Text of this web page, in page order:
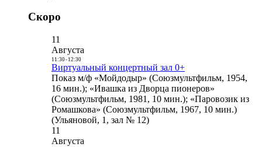
Скоро
11
Августа
11:30- 12:30
Виртуальный концертный зал 0+
Показ м/ф «Мойдодыр» (Союзмультфильм, 1954,
16 мин.); «Ивашка из Дворца пионеров»
(Союзмультфильм, 1981, 10 мин.); «Паровозик из
Ромашкова» (Союзмультфильм, 1967, 10 мин.)
(Ульяновой, 1, зал № 12)
11
Августа